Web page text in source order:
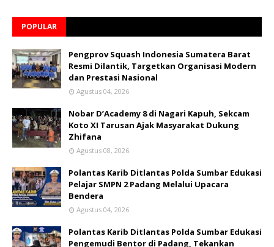
POPULAR
Pengprov Squash Indonesia Sumatera Barat
Resmi Dilantik, Targetkan Organisasi Modern
dan Prestasi Nasional
Agustus 04, 2026
Nobar D’Academy 8 di Nagari Kapuh, Sekcam
Koto XI Tarusan Ajak Masyarakat Dukung
Zhifana
Agustus 08, 2026
Polantas Karib Ditlantas Polda Sumbar Edukasi
Pelajar SMPN 2 Padang Melalui Upacara
Bendera
Agustus 04, 2026
Polantas Karib Ditlantas Polda Sumbar Edukasi
Pengemudi Bentor di Padang, Tekankan